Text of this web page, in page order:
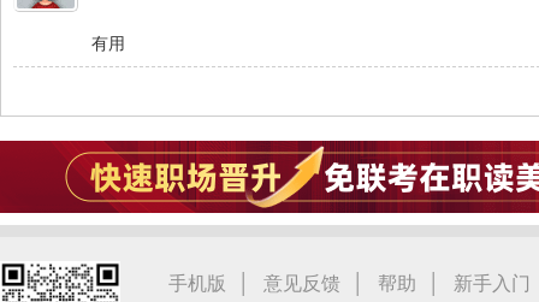
家
有用
手机版 | 意见反馈 | 帮助 | 新手入门